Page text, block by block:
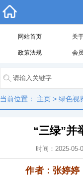
网站首页 关
政策法规 会
当前位置： 主页 > 绿色视
“三绿”并
时间：2025-05-
作者：张婷婷（